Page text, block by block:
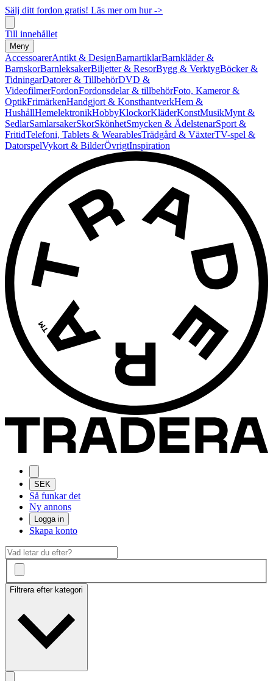
Sälj ditt fordon gratis! Läs mer om hur ->
Till innehållet
Meny
AccessoarerAntikt & DesignBarnartiklarBarnkläder &
BarnskorBarnleksakerBiljetter & ResorBygg & VerktygBöcker &
TidningarDatorer & TillbehörDVD &
VideofilmerFordonFordonsdelar & tillbehörFoto, Kameror &
OptikFrimärkenHandgjort & KonsthantverkHem &
HushållHemelektronikHobbyKlockorKläderKonstMusikMynt &
SedlarSamlarsakerSkorSkönhetSmycken & ÄdelstenarSport &
FritidTelefoni, Tablets & WearablesTrädgård & VäxterTV-spel &
DatorspelVykort & BilderÖvrigtInspiration
SEK
Så funkar det
Ny annons
Logga in
Skapa konto
Filtrera efter kategori